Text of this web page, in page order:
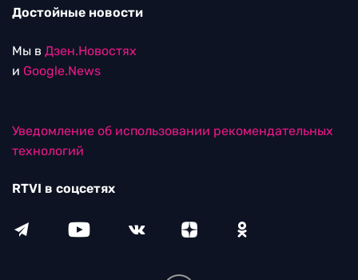
Достойные новости
Мы в Дзен.Новостях
и Google.News
Уведомление об использовании рекомендательных
технологий
RTVI в соцсетях